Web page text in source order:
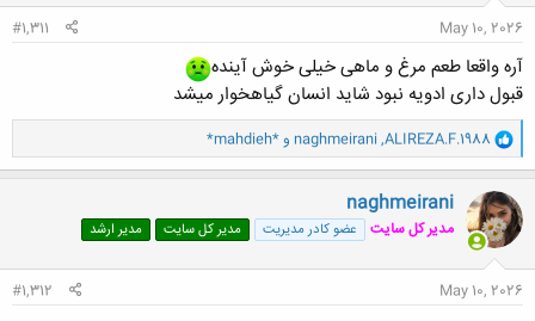
May 10, 2026
#1,311
آره واقعا طعم مرغ و ماهی خیلی خوش آینده
قبول داری ادویه نبود شاید انسان گیاهخوار میشد
و
ا
ک
ن
ش
ه
ا
ALIREZA.F.1988
,
naghmeirani و *mahdieh*
naghmeirani
مدیر کل سایت عضو کادر مدیریت مدیر کل سایت مدیر ارشد
May 10, 2026
#1,312